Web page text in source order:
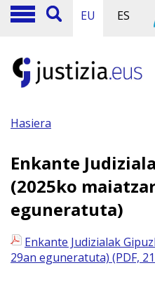
EU ES
Hasiera
Enkante
(2025ko
eguneratuta)
Enkante Judizialak
29an eguneratuta) (PDF,